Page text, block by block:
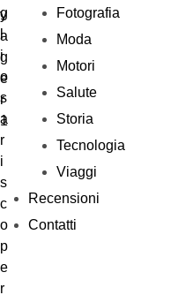
Fotografia
Moda
Motori
Salute
Storia
Tecnologia
Viaggi
Recensioni
Contatti